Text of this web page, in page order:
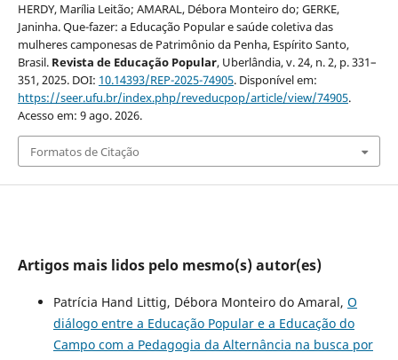
HERDY, Marília Leitão; AMARAL, Débora Monteiro do; GERKE,
Janinha. Que-fazer: a Educação Popular e saúde coletiva das
mulheres camponesas de Patrimônio da Penha, Espírito Santo,
Brasil. Revista de Educação Popular, Uberlândia, v. 24, n. 2, p. 331–
351, 2025. DOI: 10.14393/REP-2025-74905. Disponível em:
https://seer.ufu.br/index.php/reveducpop/article/view/74905.
Acesso em: 9 ago. 2026.
Formatos de Citação
Artigos mais lidos pelo mesmo(s) autor(es)
Patrícia Hand Littig, Débora Monteiro do Amaral, O
diálogo entre a Educação Popular e a Educação do
Campo com a Pedagogia da Alternância na busca por